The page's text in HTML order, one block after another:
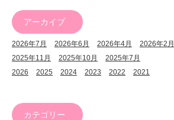
アーカイブ
2026年7月 2026年6月 2026年4月 2026年2月
2025年11月
2025年10月
2025年7月
2026
2025 2024 2023 2022 2021
カテゴリー